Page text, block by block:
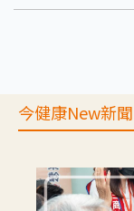
今健康New新聞